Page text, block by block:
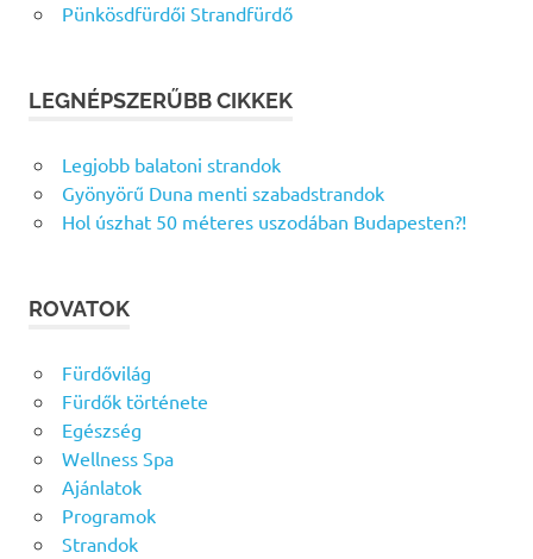
Pünkösdfürdői Strandfürdő
LEGNÉPSZERŰBB CIKKEK
Legjobb balatoni strandok
Gyönyörű Duna menti szabadstrandok
Hol úszhat 50 méteres uszodában Budapesten?!
ROVATOK
Fürdővilág
Fürdők története
Egészség
Wellness Spa
Ajánlatok
Programok
Strandok